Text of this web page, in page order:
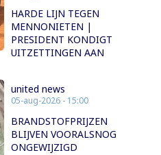
HARDE LIJN TEGEN
MENNONIETEN |
PRESIDENT KONDIGT
UITZETTINGEN AAN
united news
05-aug-2026 - 15:00
BRANDSTOFPRIJZEN
BLIJVEN VOORALSNOG
ONGEWIJZIGD